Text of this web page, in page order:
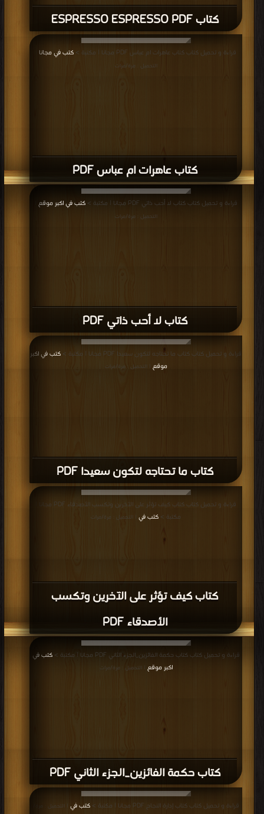
كتاب ESPRESSO ESPRESSO PDF
كتاب عاهرات ام عباس PDF
قراءة و تحميل كتاب كتاب عاهرات ام عباس PDF مجانا | مكتبة > كتب في مجانا
التحميل : مرة/مرات
كتاب لا أحب ذاتي PDF
قراءة و تحميل كتاب كتاب لا أحب ذاتي PDF مجانا | مكتبة > كتب في اكبر موقع
التحميل : مرة/مرات
كتاب ما تحتاجه لتكون سعيدا PDF
قراءة و تحميل كتاب كتاب ما تحتاجه لتكون سعيدا PDF مجانا | مكتبة >
كتب في اكبر
موقع
| التحميل : مرة/مرات
كتاب كيف تؤثر على الآخرين وتكسب
الأصدقاء PDF
قراءة و تحميل كتاب كتاب كيف تؤثر على الآخرين وتكسب الأصدقاء PDF مجانا |
مكتبة > كتب في | التحميل : مرة/مرات
كتاب حكمة الفائزين_الجزء الثاني PDF
قراءة و تحميل كتاب كتاب حكمة الفائزين_الجزء الثاني PDF مجانا | مكتبة >
كتب في
اكبر موقع
| التحميل : مرة/مرات
قراءة و تحميل كتاب كتاب إدارة النجاح PDF مجانا | مكتبة > كتب في | التحميل : مرة/